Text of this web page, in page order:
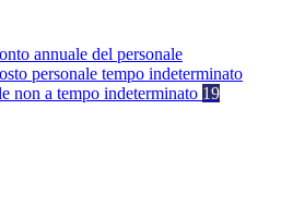
annuale del personale
personale tempo indeterminato
non a tempo indeterminato 19